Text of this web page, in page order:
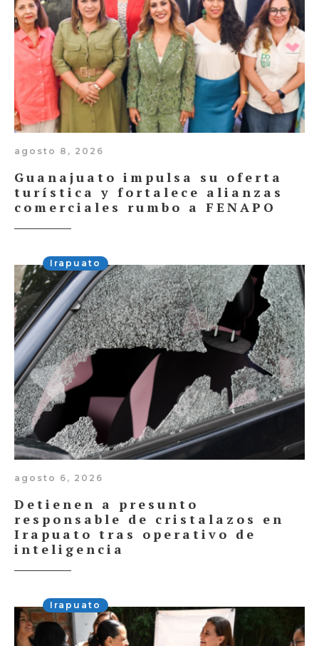
agosto 8, 2026
Guanajuato impulsa su oferta
turística y fortalece alianzas
comerciales rumbo a FENAPO
Irapuato
agosto 6, 2026
Detienen a presunto
responsable de cristalazos en
Irapuato tras operativo de
inteligencia
Irapuato